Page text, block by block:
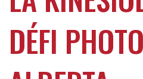
DÉFI